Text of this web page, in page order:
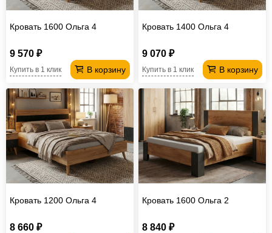
Кровать 1600 Ольга 4
9 570 ₽
В корзину
Купить в 1 клик
Кровать 1400 Ольга 4
9 070 ₽
В корзину
Купить в 1 клик
Кровать 1200 Ольга 4
8 660 ₽
Кровать 1600 Ольга 2
8 840 ₽